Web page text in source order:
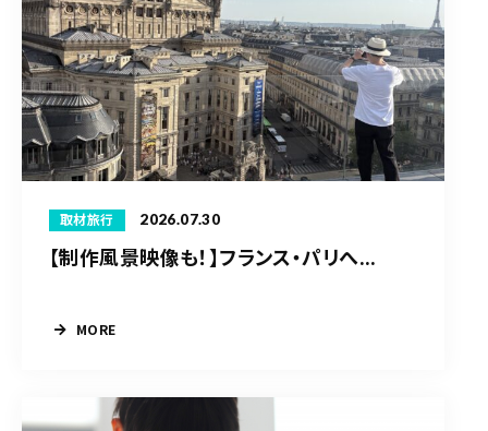
取材旅行 2026.07.30
【制作風景映像も！】フランス・パリへ...
MORE